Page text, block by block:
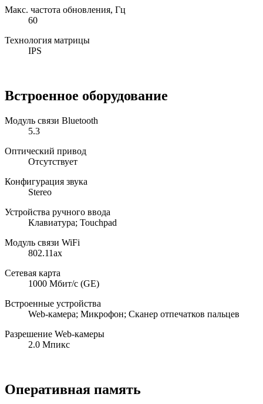
Макс. частота обновления, Гц
60
Технология матрицы
IPS
Встроенное оборудование
Модуль связи Bluetooth
5.3
Оптический привод
Отсутствует
Конфигурация звука
Stereo
Устройства ручного ввода
Клавиатура; Touchpad
Модуль связи WiFi
802.11ax
Сетевая карта
1000 Мбит/с (GE)
Встроенные устройства
Web-камера; Микрофон; Сканер отпечатков пальцев
Разрешение Web-камеры
2.0 Мпикс
Оперативная память